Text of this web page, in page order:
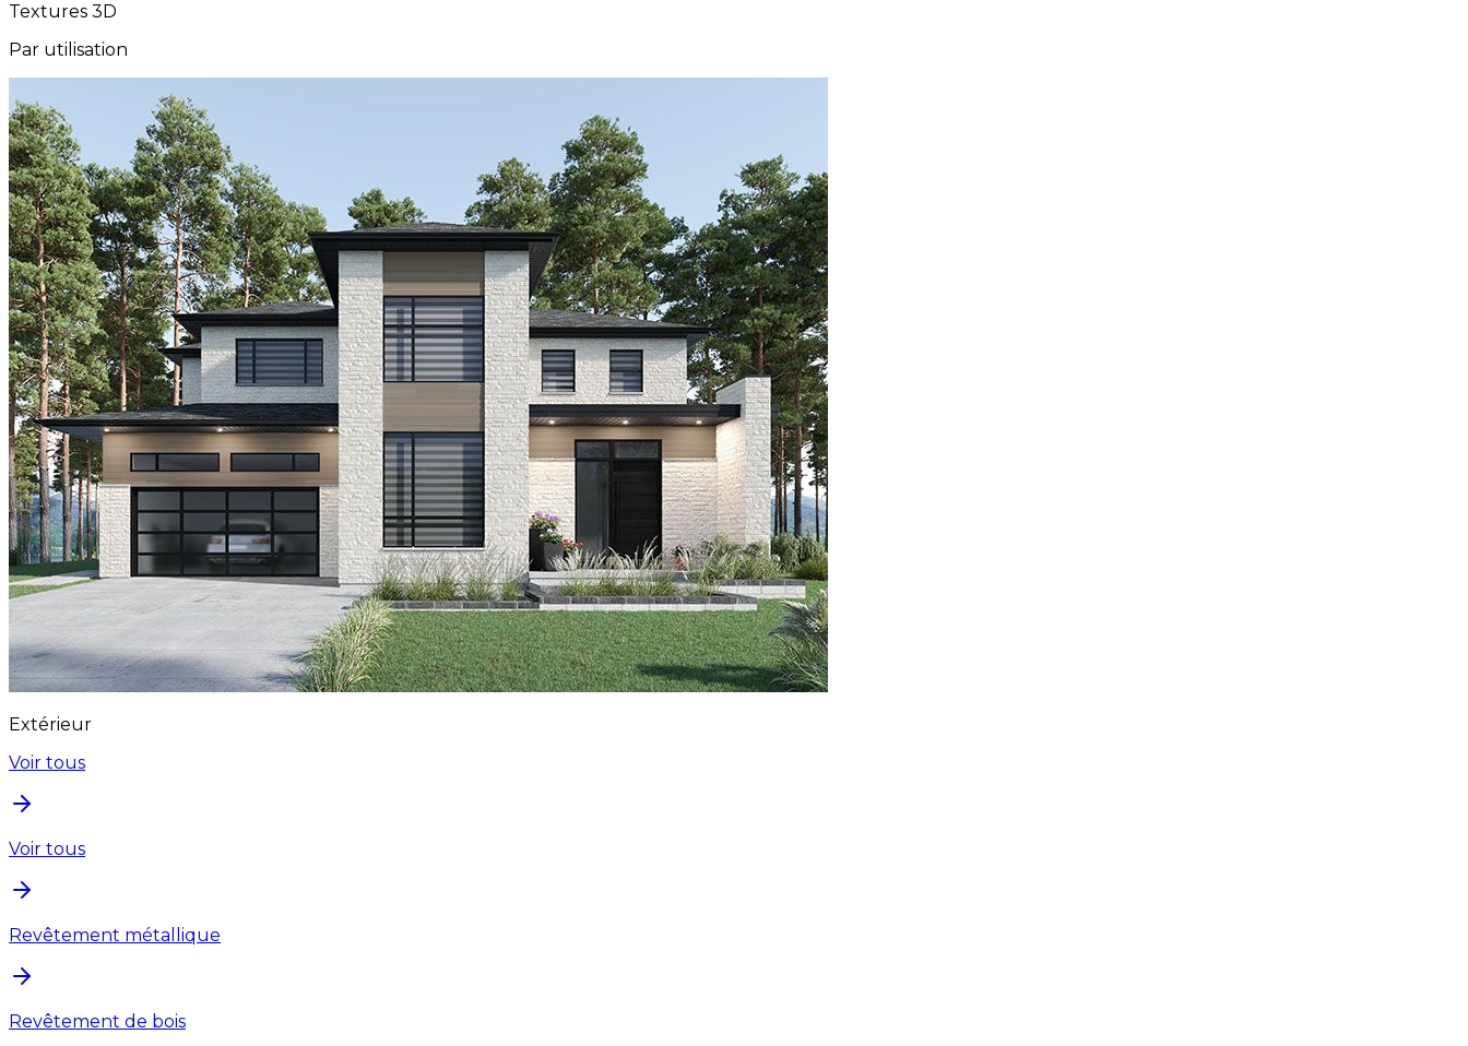
Textures 3D
Par utilisation
Extérieur
Voir tous
Voir tous
Revêtement métallique
Revêtement de bois